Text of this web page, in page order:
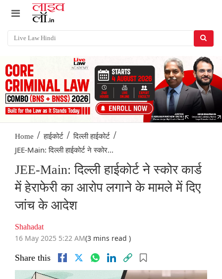
Home / हाईकोर्ट / दिल्ली हाईकोर्ट /
JEE-Main: दिल्ली हाईकोर्ट ने स्कोर...
JEE-Main: दिल्ली हाईकोर्ट ने स्कोर कार्ड
में हेराफेरी का आरोप लगाने के मामले में दिए
जांच के आदेश
Shahadat
16 May 2025 5:22 AM(3 mins read )
Share this